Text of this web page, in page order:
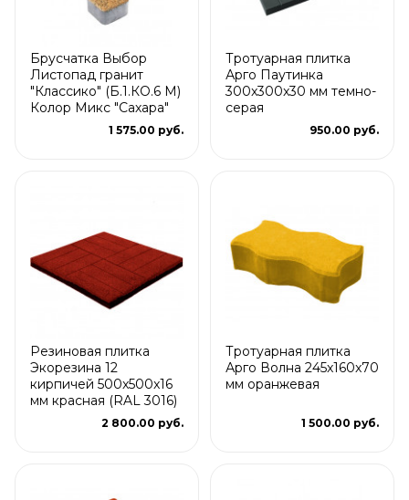
Брусчатка Выбор
Листопад гранит
"Классико" (Б.1.КО.6 М)
Колор Микс "Сахара"
1 575.00 руб.
Тротуарная плитка
Арго Паутинка
300x300x30 мм темно-
серая
950.00 руб.
Резиновая плитка
Экорезина 12
кирпичей 500x500x16
мм красная (RAL 3016)
2 800.00 руб.
Тротуарная плитка
Арго Волна 245x160x70
мм оранжевая
1 500.00 руб.